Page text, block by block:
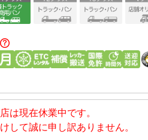
は現在休業中です。
して誠に申し訳ありません。